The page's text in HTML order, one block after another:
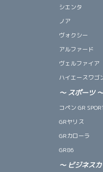
シエンタ
ノア
ヴォクシー
アルファード
ヴェルファイア
ハイエースワゴ
～ スポーツ ～
コペン GR
GRヤリス
GRカローラ
GR86
～ ビジネス